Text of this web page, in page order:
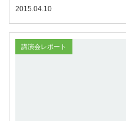
2015.04.10
講演会レポート